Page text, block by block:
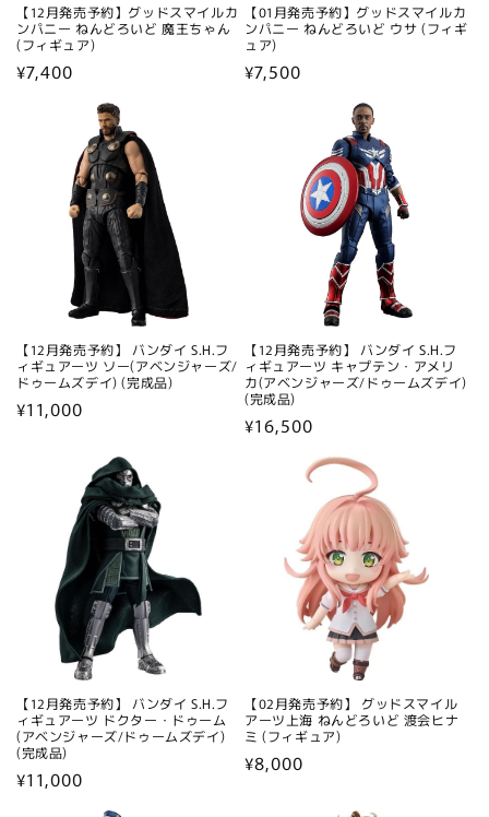
【12月発売予約】グッドスマイルカ
ンパニー ねんどろいど 魔王ちゃん
(フィギュア)
通
¥7,400
【01月発売予約】グッドスマイルカ
ンパニー ねんどろいど ウサ (フィギ
ュア)
通
¥7,500
【12月発売予約】 バンダイ S.H.フ
ィギュアーツ ソー(アベンジャーズ/
ドゥームズデイ) (完成品)
通
¥11,000
【12月発売予約】 バンダイ S.H.フ
ィギュアーツ キャプテン・アメリ
カ(アベンジャーズ/ドゥームズデイ)
(完成品)
通
¥16,500
【12月発売予約】 バンダイ S.H.フ
ィギュアーツ ドクター・ドゥーム
(アベンジャーズ/ドゥームズデイ)
(完成品)
通
¥11,000
【02月発売予約】 グッドスマイル
アーツ上海 ねんどろいど 渡会ヒナ
ミ (フィギュア)
通
¥8,000